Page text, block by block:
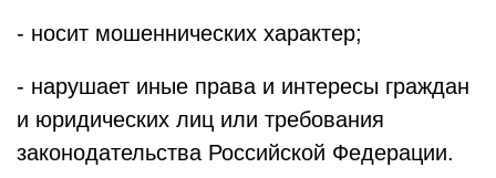
- носит мошеннических характер;
- нарушает иные права и интересы граждан
и юридических лиц или требования
законодательства Российской Федерации.